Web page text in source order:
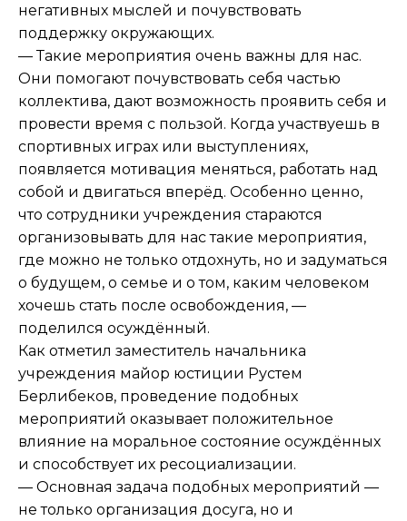
негативных мыслей и почувствовать
поддержку окружающих.
— Такие мероприятия очень важны для нас.
Они помогают почувствовать себя частью
коллектива, дают возможность проявить себя и
провести время с пользой. Когда участвуешь в
спортивных играх или выступлениях,
появляется мотивация меняться, работать над
собой и двигаться вперёд. Особенно ценно,
что сотрудники учреждения стараются
организовывать для нас такие мероприятия,
где можно не только отдохнуть, но и задуматься
о будущем, о семье и о том, каким человеком
хочешь стать после освобождения, —
поделился осуждённый.
Как отметил заместитель начальника
учреждения майор юстиции Рустем
Берлибеков, проведение подобных
мероприятий оказывает положительное
влияние на моральное состояние осуждённых
и способствует их ресоциализации.
— Основная задача подобных мероприятий —
не только организация досуга, но и